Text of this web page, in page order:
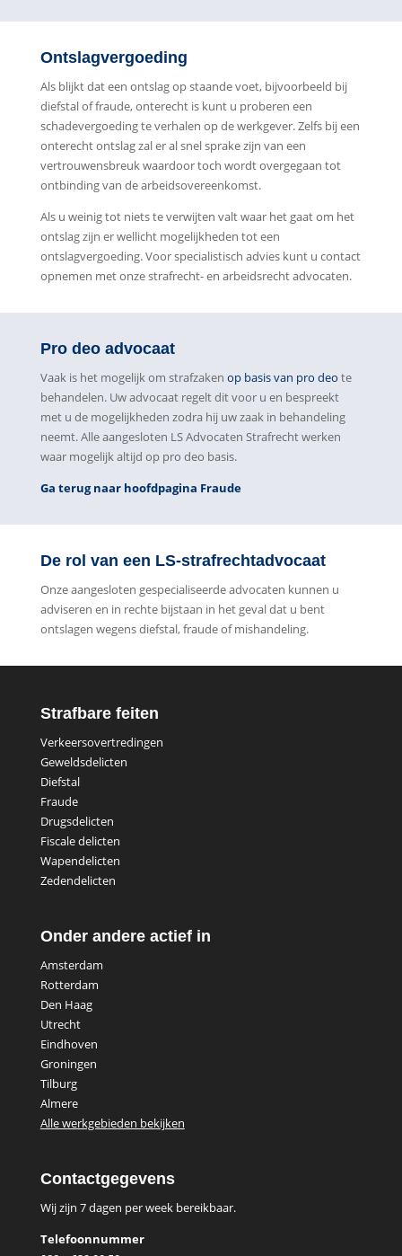
Ontslagvergoeding
Als blijkt dat een ontslag op staande voet, bijvoorbeeld bij
diefstal of fraude, onterecht is kunt u proberen een
schadevergoeding te verhalen op de werkgever. Zelfs bij een
onterecht ontslag zal er al snel sprake zijn van een
vertrouwensbreuk waardoor toch wordt overgegaan tot
ontbinding van de arbeidsovereenkomst.
Als u weinig tot niets te verwijten valt waar het gaat om het
ontslag zijn er wellicht mogelijkheden tot een
ontslagvergoeding. Voor specialistisch advies kunt u contact
opnemen met onze strafrecht- en arbeidsrecht advocaten.
Pro deo advocaat
Vaak is het mogelijk om strafzaken op basis van pro deo te
behandelen. Uw advocaat regelt dit voor u en bespreekt
met u de mogelijkheden zodra hij uw zaak in behandeling
neemt. Alle aangesloten LS Advocaten Strafrecht werken
waar mogelijk altijd op pro deo basis.
Ga terug naar hoofdpagina Fraude
De rol van een LS-strafrechtadvocaat
Onze aangesloten gespecialiseerde advocaten kunnen u
adviseren en in rechte bijstaan in het geval dat u bent
ontslagen wegens diefstal, fraude of mishandeling.
Strafbare feiten
Verkeersovertredingen
Geweldsdelicten
Diefstal
Fraude
Drugsdelicten
Fiscale delicten
Wapendelicten
Zedendelicten
Onder andere actief in
Amsterdam
Rotterdam
Den Haag
Utrecht
Eindhoven
Groningen
Tilburg
Almere
Alle werkgebieden bekijken
Contactgegevens
Wij zijn 7 dagen per week bereikbaar.
Telefoonnummer